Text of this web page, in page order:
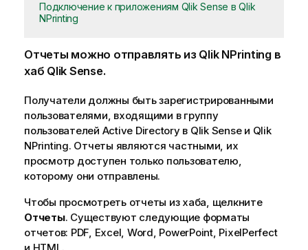
Подключение к приложениям Qlik Sense в Qlik
NPrinting
Отчеты можно отправлять из Qlik NPrintingв
хаб Qlik Sense.
Получатели должны быть зарегистрированными
пользователями, входящими в группу
пользователей Active Directory в Qlik Senseи Qlik
NPrinting. Отчеты являются частными, их
просмотр доступен только пользователю,
которому они отправлены.
Чтобы просмотреть отчеты из хаба, щелкните
Отчеты. Существуют следующие форматы
отчетов: PDF, Excel, Word, PowerPoint, PixelPerfect